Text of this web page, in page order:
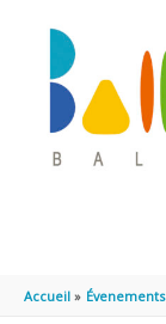
Accueil Évenements